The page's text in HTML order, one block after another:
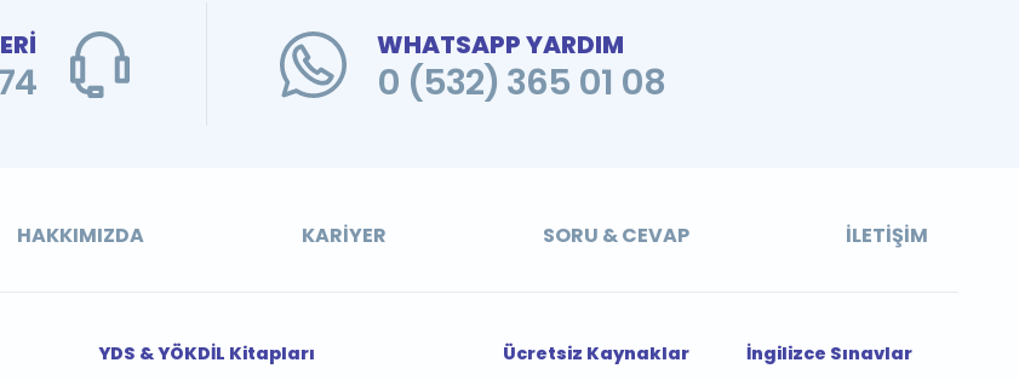
WHATSAPP YARDIM
0 (532) 365 01 08
HAKKIMIZDA KARIYER SORU & CEVAP İLETIŞIM
YDS & YÖKDİL Kitapları Ücretsiz Kaynaklar İngilizce Sınavlar